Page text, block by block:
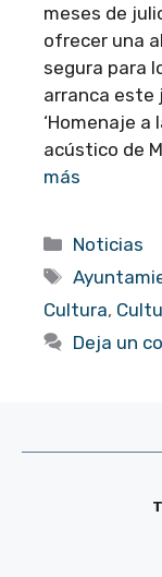
meses de
ofrecer una
segura para
arranca este
‘Homenaje a
acústico de
más
Categorías
Noticias
Etiquetas
Cultura,
Deja un